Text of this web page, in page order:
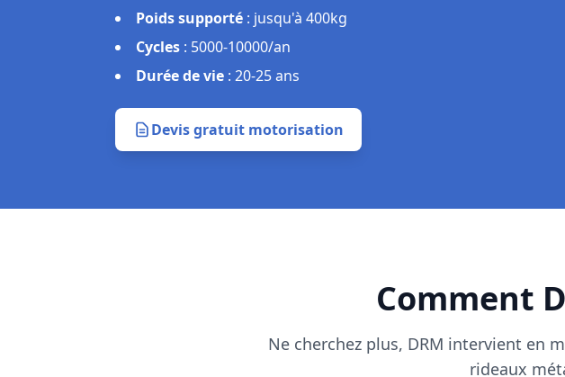
Poids supporté : jusqu'à 400kg
Cycles : 5000-10000/an
Durée de vie : 20-25 ans
Devis gratuit motorisation
Comment
Ne cherchez plus, DRM intervient en
rideaux